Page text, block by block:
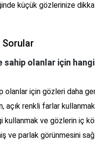
küçük gözlerinize
Sorular
sahip olanlar için
olanlar için gözleri daha
açık renkli farlar
kullanmak ve gözlerin iç
ve parlak görünmesini